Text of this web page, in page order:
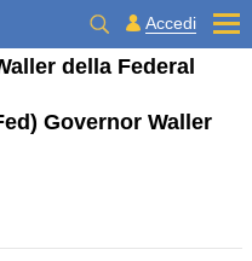
Accedi
della Federal
Governor Waller